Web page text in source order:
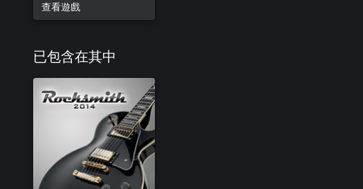
查看遊戲
已包含在其中